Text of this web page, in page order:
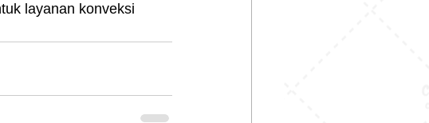
layanan konveksi